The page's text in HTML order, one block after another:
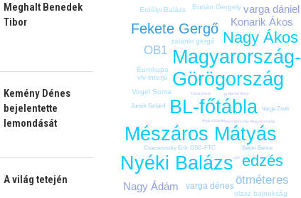
Meghalt Benedek
Tibor
Kemény Dénes
bejelentette
lemondását
A világ tetején
BL-főtábla
Magyarország-
Görögország
Mészáros Mátyás
Nyéki Balázs edzés
Nagy Ákos
Fekete Gergő
OB1
ötméteres
Konarik Ákos
Nagy Ádám
varga dániel
varga dénes
Burián Gergely
Erdélyi Balázs
Eurokupa
olasz bajnokság
vlv-interjú
Vogel Soma
zalánki gergő
Bátori Bence
Csacsovszky Erik
Jansik Szilárd
OSC-FTC
Varga Zsolt
Angyal Dániel
bl
Horvátország-Magyarország
Tátrai Dávid
u20
Vigvári Vince